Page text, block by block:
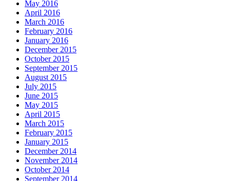
May 2016
April 2016
March 2016
February 2016
January 2016
December 2015
October 2015
September 2015
August 2015
July 2015
June 2015
May 2015
April 2015
March 2015
February 2015
January 2015
December 2014
November 2014
October 2014
September 2014